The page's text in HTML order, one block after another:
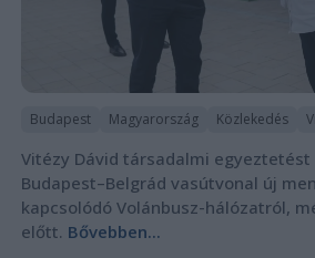
Budapest Magyarország Közlekedés
Vitézy Dávid társadalmi
Budapest–Belgrád vasútvonal új
kapcsolódó Volánbusz-hálózatról,
előtt. Bővebben...